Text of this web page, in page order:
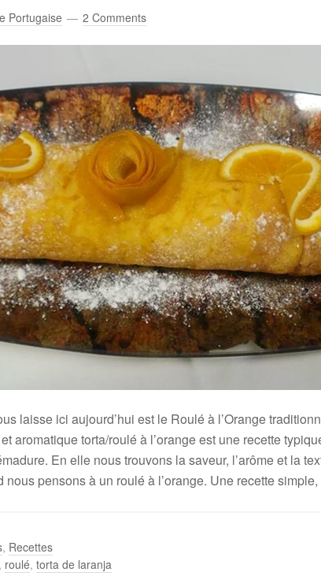
Portugaise 2 Comments
laisse ici aujourd’hui est le Roulé à l’Orange
aromatique torta/roulé à l’orange est une recette
En elle nous trouvons la saveur, l’arôme et la
nous pensons à un roulé à l’orange. Une recette
, Recettes
, roulé, torta de laranja